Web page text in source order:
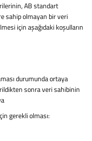
AB standart
sahip olmayan bir veri
için aşağıdaki koşulların
durumunda ortaya
sonra veri sahibinin
gerekli olması: